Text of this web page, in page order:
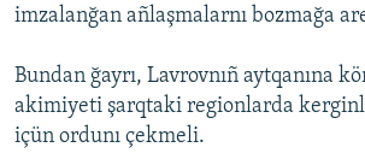
imzalanğan añlaşmalarnı bozmağa
Bundan ğayrı, Lavrovnıñ aytqanına
akimiyeti şarqtaki regionlarda
içün ordunı çekmeli.